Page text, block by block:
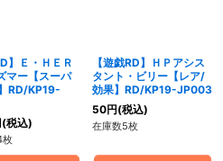
】Ｅ・ＨＥＲ
マー【スーパ
RD/KP19-
(税込)
枚
【遊戯RD】ＨＰアシス
タント・ビリー【レア/
効果】RD/KP19-JP003
50円(税込)
在庫数5枚